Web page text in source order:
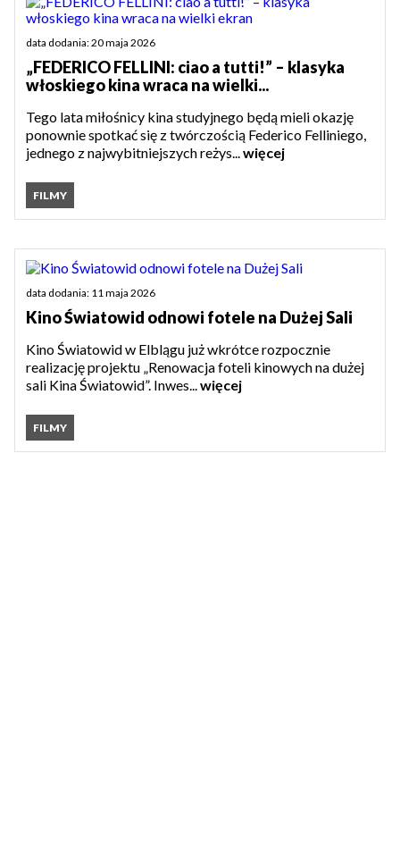
data dodania: 20 maja 2026
„FEDERICO FELLINI: ciao a tutti!” – klasyka
włoskiego kina wraca na wielki...
Tego lata miłośnicy kina studyjnego będą mieli okazję
ponownie spotkać się z twórczością Federico Felliniego,
jednego z najwybitniejszych reżys...więcej
FILMY
data dodania: 11 maja 2026
Kino Światowid odnowi fotele na Dużej Sali
Kino Światowid w Elblągu już wkrótce rozpocznie
realizację projektu „Renowacja foteli kinowych na dużej
sali Kina Światowid”. Inwes...więcej
FILMY